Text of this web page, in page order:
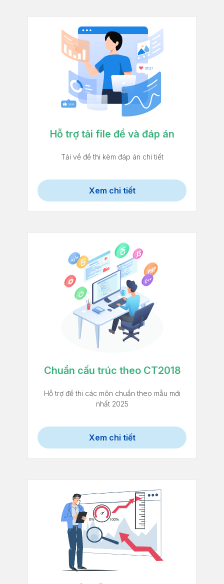
Hỗ trợ tải file đề và đáp án
Tải về đề thi kèm đáp án chi tiết
Xem chi tiết
Chuẩn cấu trúc theo CT2018
Hỗ trợ đề thi các môn chuẩn theo mẫu mới
nhất 2025
Xem chi tiết